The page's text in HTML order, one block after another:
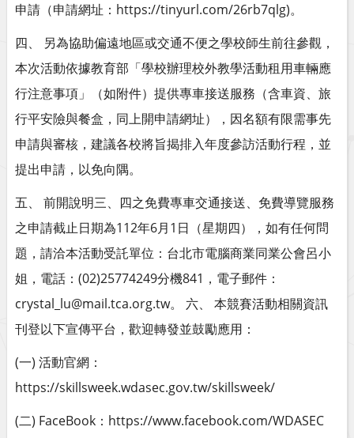
申請（申請網址：https://tinyurl.com/26rb7qlg)。
四、 另為協助偏遠地區或交通不便之學校師生前往參觀，
本次活動依據教育部「學校辦理校外教學活動租用車輛應
行注意事項」（如附件）提供專車接送服務（含車資、旅
行平安險與餐盒，同上開申請網址），因名額有限需事先
申請與審核，建議各校將旨揭排入年度參訪活動行程，並
提出申請，以免向隅。
五、 前開說明三、四之免費專車交通接送、免費導覽服務
之申請截止日期為112年6月1日（星期四），如有任何問
題，請洽本活動受託單位：台北市電腦商業同業公會呂小
姐，電話：(02)25774249分機841，電子郵件：
crystal_lu@mail.tca.org.tw。 六、 本競賽活動相關資訊
刊登以下宣傳平台，歡迎轉發並鼓勵應用：
(一) 活動官網：
https://skillsweek.wdasec.gov.tw/skillsweek/
(二) FaceBook：https://www.facebook.com/WDASEC